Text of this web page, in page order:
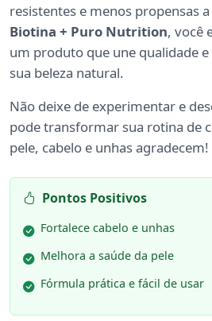
resistentes e menos propensas
Biotina + Puro Nutrition, você
um produto que une qualidade
sua beleza natural.
Não deixe de experimentar e
pode transformar sua rotina de
pele, cabelo e unhas agradecem!
Pontos Positivos
Fortalece cabelo e unhas
Melhora a saúde da pele
Fórmula prática e fácil de usar